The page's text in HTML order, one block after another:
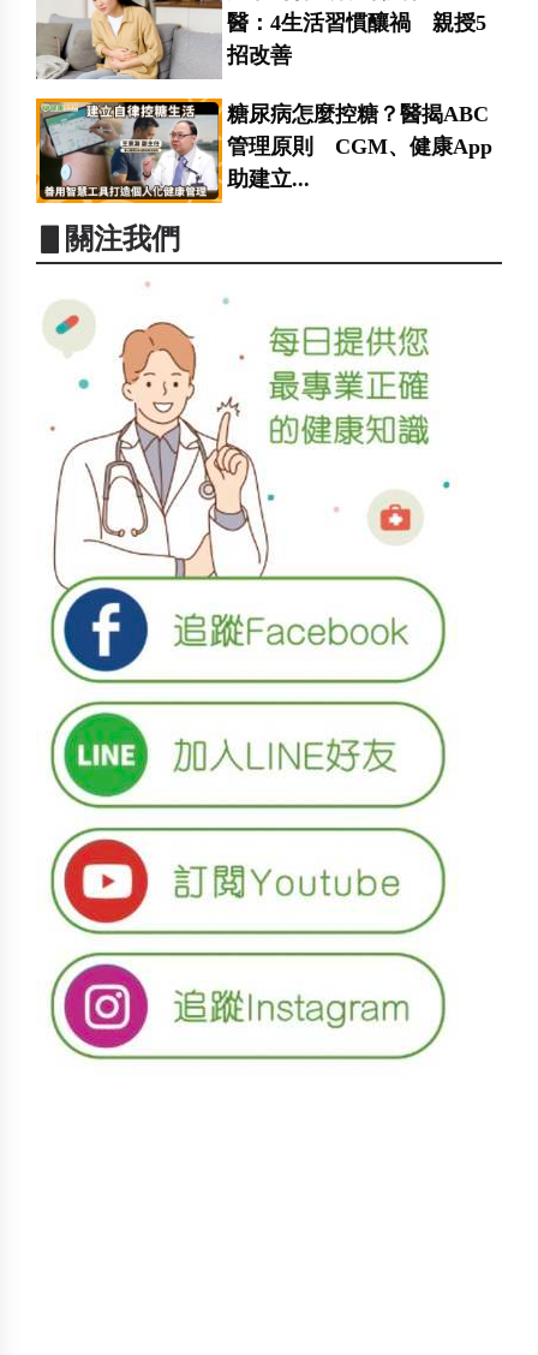
醫：4生活習慣釀禍 親授5
招改善
糖尿病怎麼控糖？醫揭ABC
管理原則 CGM、健康App
助建立...
▋關注我們